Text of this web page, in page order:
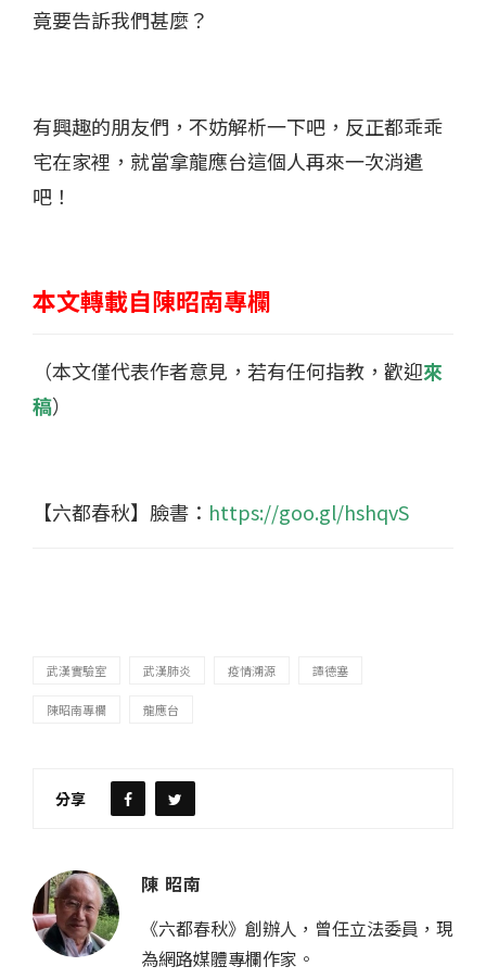
竟要告訴我們甚麼？
有興趣的朋友們，不妨解析一下吧，反正都乖乖
宅在家裡，就當拿龍應台這個人再來一次消遣
吧！
本文轉載自陳昭南專欄
（本文僅代表作者意見，若有任何指教，歡迎來
稿）
【六都春秋】臉書： https://goo.gl/hshqvS
武漢實驗室 武漢肺炎 疫情溯源 譚德塞
陳昭南專欄 龍應台
分享
陳 昭南
《六都春秋》創辦人，曾任立法委員，現
為網路媒體專欄作家。